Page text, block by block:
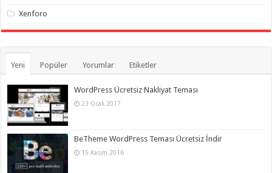
Xenforo
Yeni Popüler Yorumlar Etiketler
WordPress Ücretsiz Nakliyat Teması
23 Ocak 2017
BeTheme WordPress Teması Ücretsiz İndir
15 Kasım 2016